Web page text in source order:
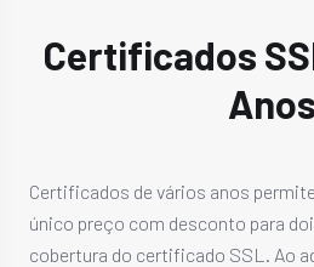
Certificados
Anos
Certificados de vários anos
único preço com desconto para
cobertura do certificado SSL. Ao